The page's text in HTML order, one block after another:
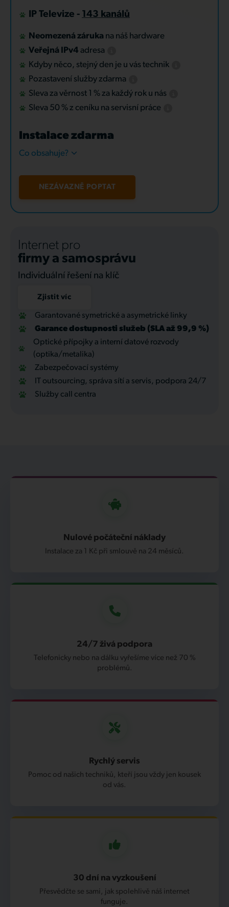
IP Televize - 143 kanálů
Neomezená záruka na náš hardware
Veřejná IPv4 adresa
Kdyby něco, stejný den je u vás technik
Pozastavení služby zdarma
Sleva za věrnost 1 % za každý rok u nás
Sleva 50 % z ceníku na servisní práce
Instalace zdarma
Co obsahuje?
NEZÁVAZNĚ POPTAT
Internet pro
firmy a samosprávu
Individuální řešení na klíč
Zjistit víc
Garantované symetrické a asymetrické linky
Garance dostupnosti služeb (SLA až 99,9 %)
Optické přípojky a interní datové rozvody
(optika/metalika)
Zabezpečovací systémy
IT outsourcing, správa sítí a servis, podpora 24/7
Služby call centra
Nulové počáteční náklady
Instalace za 1 Kč při smlouvě na 24 měsíců.
24/7 živá podpora
Telefonicky nebo na dálku vyřešíme více než 70 %
problémů.
Rychlý servis
Pomoc od našich techniků, kteří jsou vždy jen kousek
od vás.
30 dní na vyzkoušení
Přesvědčte se sami, jak spolehlivě náš internet
funguje.